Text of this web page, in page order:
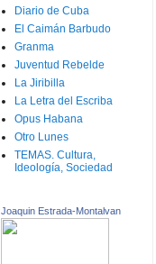
Diario de Cuba
El Caimán Barbudo
Granma
Juventud Rebelde
La Jiribilla
La Letra del Escriba
Opus Habana
Otro Lunes
TEMAS. Cultura,
Ideología, Sociedad
Joaquin Estrada-Montalvan